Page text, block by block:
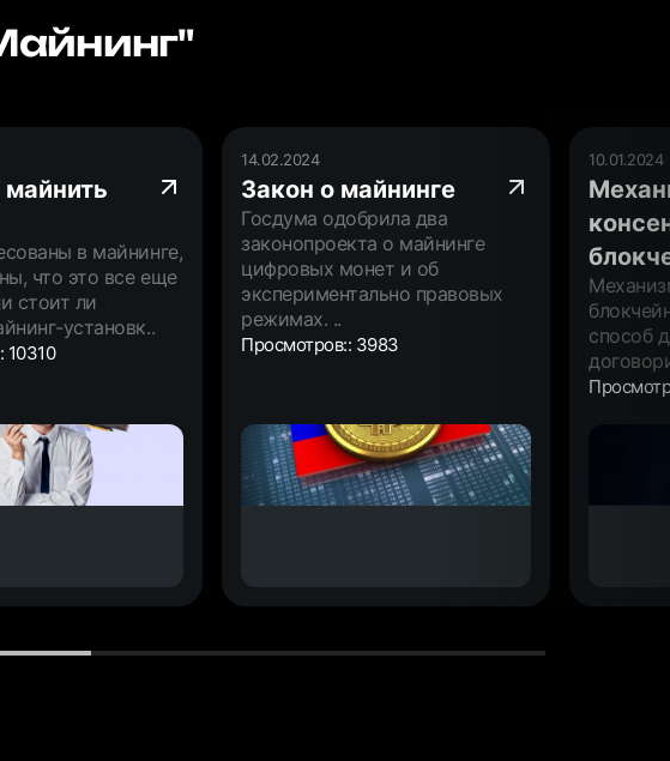
майнить
в майнинге,
что это все еще
стоит ли
установк..
10310
14.02.2024
Закон о майнинге
Госдума одобрила два
законопроекта о майнинге
цифровых монет и об
экспериментально правовых
режимах. ..
Просмотров:: 3983
10.01.2024
способ